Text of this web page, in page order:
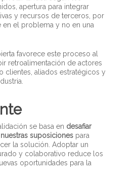
apertura para integrar
y recursos de terceros, por
en el problema y no en una
favorece este proceso al
retroalimentación de actores
clientes, aliados estratégicos y
se basa en desafiar
suposiciones para
la solución. Adoptar un
y colaborativo reduce los
oportunidades para la